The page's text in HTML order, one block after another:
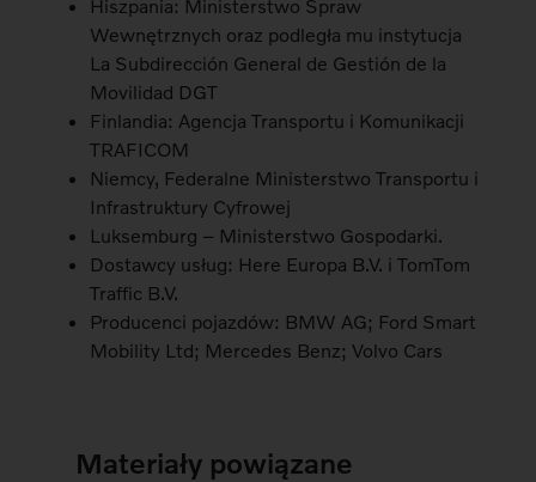
Hiszpania: Ministerstwo Spraw
Wewnętrznych oraz podległa mu instytucja
La Subdirección General de Gestión de la
Movilidad DGT
Finlandia: Agencja Transportu i Komunikacji
TRAFICOM
Niemcy, Federalne Ministerstwo Transportu i
Infrastruktury Cyfrowej
Luksemburg – Ministerstwo Gospodarki.
Dostawcy usług: Here Europa B.V. i TomTom
Traffic B.V.
Producenci pojazdów: BMW AG; Ford Smart
Mobility Ltd; Mercedes Benz; Volvo Cars
Materiały powiązane